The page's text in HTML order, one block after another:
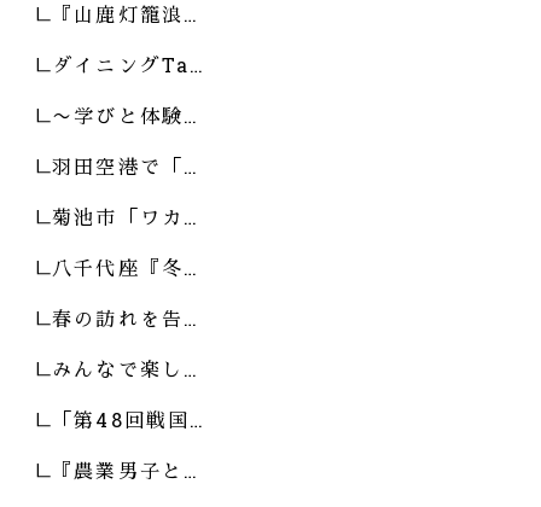
『山鹿灯籠浪…
ダイニングTa…
〜学びと体験…
羽田空港で「…
菊池市「ワカ…
八千代座『冬…
春の訪れを告…
みんなで楽し…
「第48回戦国…
『農業男子と…